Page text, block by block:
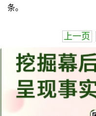
条。
上一页